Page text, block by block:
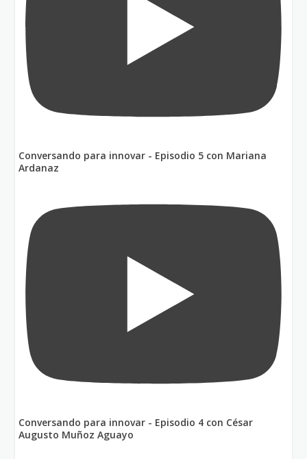
Conversando para innovar - Episodio 5 con Mariana
Ardanaz
Conversando para innovar - Episodio 4 con César
Augusto Muñoz Aguayo